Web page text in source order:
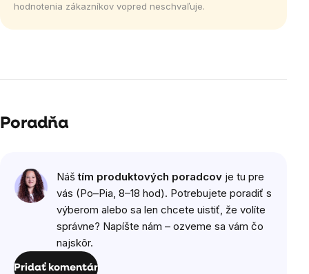
hodnotenia zákazníkov vopred neschvaľuje.
Poradňa
Náštím produktových poradcov je tu pre
vás (Po–Pia, 8–18 hod). Potrebujete poradiť s
výberom alebo sa len chcete uistiť, že volíte
správne? Napíšte nám – ozveme sa vám čo
najskôr.
Pridať komentár